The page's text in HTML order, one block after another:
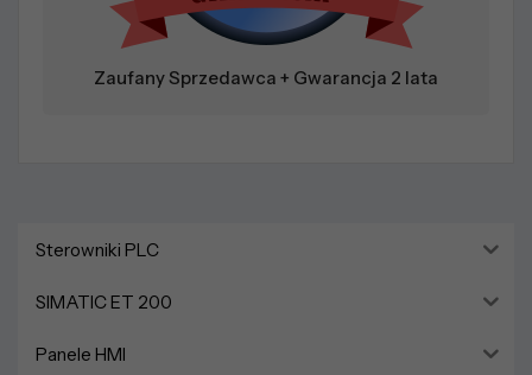
Sterowniki PLC
SIMATIC ET 200
Panele HMI
Zaufany Sprzedawca + Gwarancja 2 lata